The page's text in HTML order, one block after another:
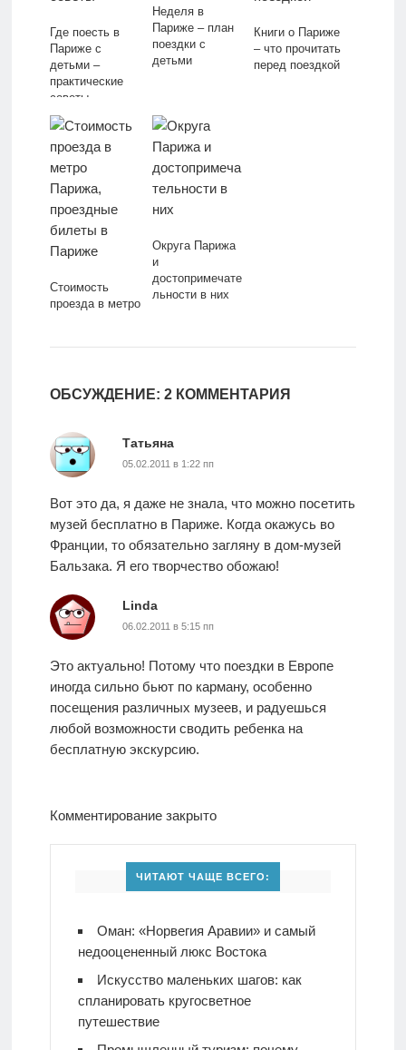
Где поесть в
Париже с
детьми –
практические
советы
Неделя в
Париже – план
поездки с
детьми
Книги о Париже
– что прочитать
перед поездкой
Стоимость
проезда в метро
Округа Парижа
и
достопримечате
льности в них
ОБСУЖДЕНИЕ: 2 КОММЕНТАРИЯ
Татьяна
05.02.2011 в 1:22 пп
Вот это да, я даже не знала, что можно посетить
музей бесплатно в Париже. Когда окажусь во
Франции, то обязательно загляну в дом-музей
Бальзака. Я его творчество обожаю!
Linda
06.02.2011 в 5:15 пп
Это актуально! Потому что поездки в Европе
иногда сильно бьют по карману, особенно
посещения различных музеев, и радуешься
любой возможности сводить ребенка на
бесплатную экскурсию.
Комментирование закрыто
ЧИТАЮТ ЧАЩЕ ВСЕГО:
Оман: «Норвегия Аравии» и самый
недооцененный люкс Востока
Искусство маленьких шагов: как
спланировать кругосветное
путешествие